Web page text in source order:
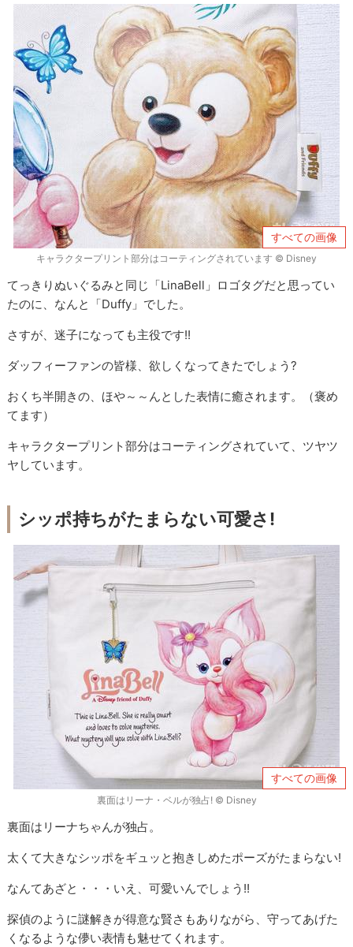
すべての画像
キャラクタープリント部分はコーティングされています © Disney
てっきりぬいぐるみと同じ「LinaBell」ロゴタグだと思ってい
たのに、なんと「Duffy」でした。
さすが、迷子になっても主役です!!
ダッフィーファンの皆様、欲しくなってきたでしょう?
おくち半開きの、ほや～～んとした表情に癒されます。（褒め
てます）
キャラクタープリント部分はコーティングされていて、ツヤツ
ヤしています。
シッポ持ちがたまらない可愛さ!
すべての画像
裏面はリーナ・ベルが独占! © Disney
裏面はリーナちゃんが独占。
太くて大きなシッポをギュッと抱きしめたポーズがたまらない!
なんてあざと・・・いえ、可愛いんでしょう!!
探偵のように謎解きが得意な賢さもありながら、守ってあげた
くなるような儚い表情も魅せてくれます。